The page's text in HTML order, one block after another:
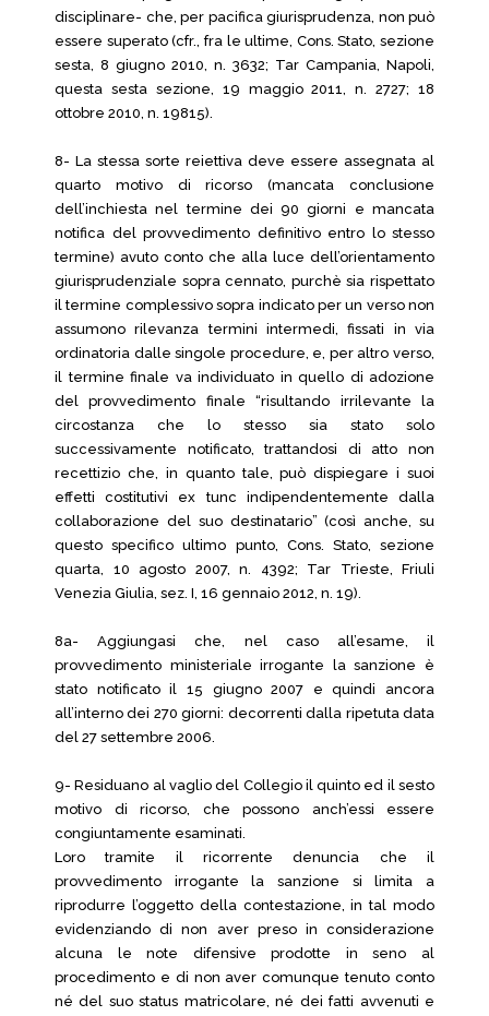
disciplinare- che, per pacifica giurisprudenza, non può
essere superato (cfr., fra le ultime, Cons. Stato, sezione
sesta, 8 giugno 2010, n. 3632; Tar Campania, Napoli,
questa sesta sezione, 19 maggio 2011, n. 2727; 18
ottobre 2010, n. 19815).
8- La stessa sorte reiettiva deve essere assegnata al
quarto motivo di ricorso (mancata conclusione
dell’inchiesta nel termine dei 90 giorni e mancata
notifica del provvedimento definitivo entro lo stesso
termine) avuto conto che alla luce dell’orientamento
giurisprudenziale sopra cennato, purchè sia rispettato
il termine complessivo sopra indicato per un verso non
assumono rilevanza termini intermedi, fissati in via
ordinatoria dalle singole procedure, e, per altro verso,
il termine finale va individuato in quello di adozione
del provvedimento finale “risultando irrilevante la
circostanza che lo stesso sia stato solo
successivamente notificato, trattandosi di atto non
recettizio che, in quanto tale, può dispiegare i suoi
effetti costitutivi ex tunc indipendentemente dalla
collaborazione del suo destinatario” (così anche, su
questo specifico ultimo punto, Cons. Stato, sezione
quarta, 10 agosto 2007, n. 4392; Tar Trieste, Friuli
Venezia Giulia, sez. I, 16 gennaio 2012, n. 19).
8a- Aggiungasi che, nel caso all’esame, il
provvedimento ministeriale irrogante la sanzione è
stato notificato il 15 giugno 2007 e quindi ancora
all’interno dei 270 giorni: decorrenti dalla ripetuta data
del 27 settembre 2006.
9- Residuano al vaglio del Collegio il quinto ed il sesto
motivo di ricorso, che possono anch’essi essere
congiuntamente esaminati.
Loro tramite il ricorrente denuncia che il
provvedimento irrogante la sanzione si limita a
riprodurre l’oggetto della contestazione, in tal modo
evidenziando di non aver preso in considerazione
alcuna le note difensive prodotte in seno al
procedimento e di non aver comunque tenuto conto
né del suo status matricolare, né dei fatti avvenuti e